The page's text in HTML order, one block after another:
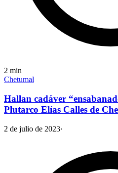
2 min
Chetumal
Hallan cadáver
Plutarco Elías Calles de
2 de julio de 2023·